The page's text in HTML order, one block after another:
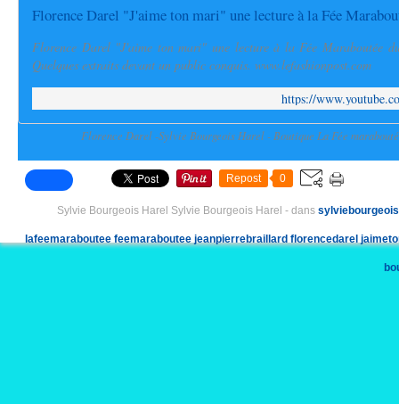
Florence Darel "J'aime ton mari" une lecture à la Fée Maraboutée
Quelques extraits devant un public conquis. www.lefashionpost.com
https://
Florence Darel -Sylvie Bourgeois Harel - Boutique La Fée
Repost 0
Sylvie Bourgeois Harel Sylvie Bourgeois Harel - dans sylviebourgeois
lafeemaraboutee feemaraboutee jeanpierrebraillard florencedarel